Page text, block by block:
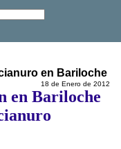
en Bariloche
18 de Enero de 2012
en Bariloche